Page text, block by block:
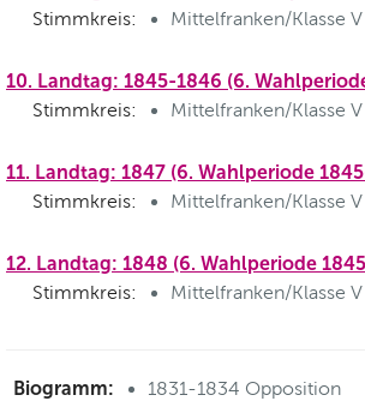
Stimmkreis: Mittelfranken/Klasse V
10. Landtag: 1845-1846 (6.
Stimmkreis: Mittelfranken/Klasse V
11. Landtag: 1847 (6. Wahlperiode
Stimmkreis: Mittelfranken/Klasse V
12. Landtag: 1848 (6. Wahlperiode
Stimmkreis: Mittelfranken/Klasse V
Biogramm:
1831-1834 Opposition